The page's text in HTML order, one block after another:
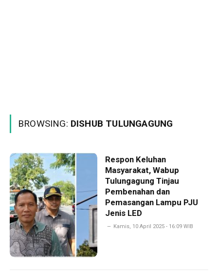
BROWSING: DISHUB TULUNGAGUNG
Respon Keluhan
Masyarakat, Wabup
Tulungagung Tinjau
Pembenahan dan
Pemasangan Lampu PJU
Jenis LED
Kamis, 10 April 2025 - 16:09 WIB